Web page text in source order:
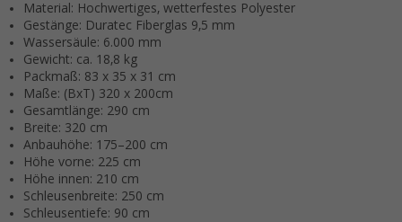
Material: Hochwertiges, wetterfestes Polyester
Gestänge: Duratec Fiberglas 9,5 mm
Wassersäule: 6.000 mm
Gewicht: ca. 18,8 kg
Packmaß: 83 x 35 x 31 cm
Maße: (BxT) 320 x 200cm
Gesamtlänge: 290 cm
Breite: 320 cm
Anbauhöhe: 175–200 cm
Höhe vorne: 225 cm
Höhe innen: 210 cm
Schleusenbreite: 250 cm
Schleusentiefe: 90 cm